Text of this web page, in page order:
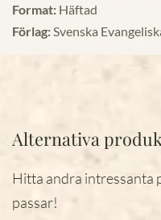
Format: Häftad
Förlag:Svenska
Alternativa
Hitta andra intressanta
passar!